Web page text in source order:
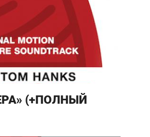
(+ПОЛНЫЙ